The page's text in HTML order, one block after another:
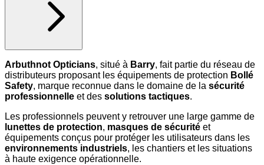
Arbuthnot Opticians, situé à Barry, fait partie du réseau de
distributeurs proposant les équipements de protection Bollé
Safety, marque reconnue dans le domaine de la sécurité
professionnelle et des solutions tactiques.
Les professionnels peuvent y retrouver une large gamme de
lunettes de protection, masques de sécurité et
équipements conçus pour protéger les utilisateurs dans les
environnements industriels, les chantiers et les situations
à haute exigence opérationnelle.